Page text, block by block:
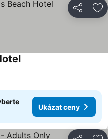
Sdílet
Ukázat ceny